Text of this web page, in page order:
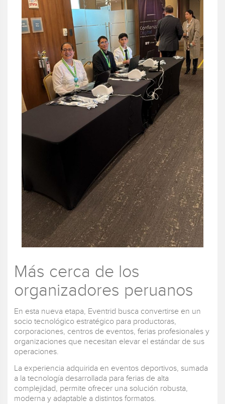
Más cerca de los
organizadores peruanos
En esta nueva etapa, Eventrid busca convertirse en un
socio tecnológico estratégico para productoras,
corporaciones, centros de eventos, ferias profesionales y
organizaciones que necesitan elevar el estándar de sus
operaciones.
La experiencia adquirida en eventos deportivos, sumada
a la tecnología desarrollada para ferias de alta
complejidad, permite ofrecer una solución robusta,
moderna y adaptable a distintos formatos.